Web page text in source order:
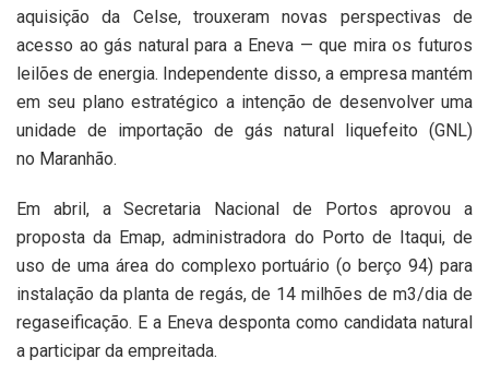
aquisição da Celse, trouxeram novas perspectivas de
acesso ao gás natural para a Eneva — que mira os futuros
leilões de energia. Independente disso, a empresa mantém
em seu plano estratégico a intenção de desenvolver uma
unidade de importação de gás natural liquefeito (GNL)
no Maranhão.
Em abril, a Secretaria Nacional de Portos aprovou a
proposta da Emap, administradora do Porto de Itaqui, de
uso de uma área do complexo portuário (o berço 94) para
instalação da planta de regás, de 14 milhões de m3/dia de
regaseificação. E a Eneva desponta como candidata natural
a participar da empreitada.